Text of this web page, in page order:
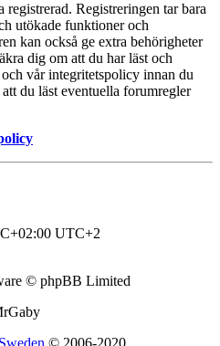
registrerad. Registreringen tar bara
utökade funktioner och
kan också ge extra behörigheter
dig om att du har läst och
vår integritetspolicy innan du
du läst eventuella forumregler
UTC+2
© phpBB Limited